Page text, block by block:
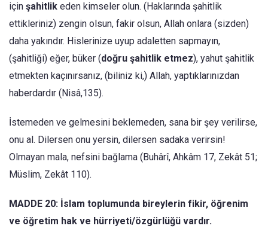
için şahitlik eden kimseler olun. (Haklarında şahitlik
ettikleriniz) zengin olsun, fakir olsun, Allah onlara (sizden)
daha yakındır. Hislerinize uyup adaletten sapmayın,
(şahitliği) eğer, büker (doğru şahitlik etmez), yahut şahitlik
etmekten kaçınırsanız, (biliniz ki,) Allah, yaptıklarınızdan
haberdardır (Nisâ,135).
İstemeden ve gelmesini beklemeden, sana bir şey verilirse,
onu al. Dilersen onu yersin, dilersen sadaka verirsin!
Olmayan mala, nefsini bağlama (Buhârî, Ahkâm 17, Zekât 51;
Müslim, Zekât 110).
MADDE 20: İslam toplumunda bireylerin fikir, öğrenim
ve öğretim hak ve hürriyeti/özgürlüğü vardır.